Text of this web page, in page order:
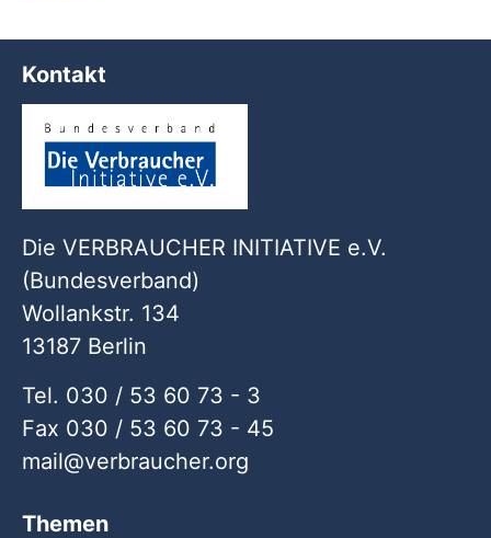
Kontakt
Die VERBRAUCHER INITIATIVE e.V.
(Bundesverband)
Wollankstr. 134
13187 Berlin
Tel. 030 / 53 60 73 - 3
Fax 030 / 53 60 73 - 45
mail
verbraucher org
Themen